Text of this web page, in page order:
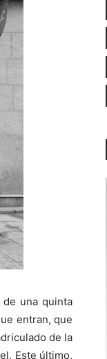
de una quinta
entran, que
de la
Este último,